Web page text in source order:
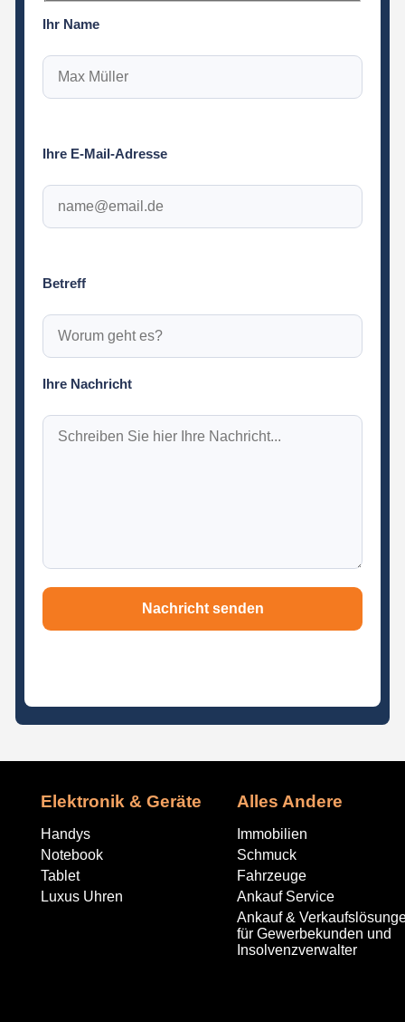
Ihr Name
Ihre E-Mail-Adresse
Betreff
Ihre Nachricht
Elektronik & Geräte
Handys
Notebook
Tablet
Luxus Uhren
Alles Andere
Immobilien
Schmuck
Fahrzeuge
Ankauf Service
Ankauf &
für Gewerbekunden und
Insolvenzverwalter